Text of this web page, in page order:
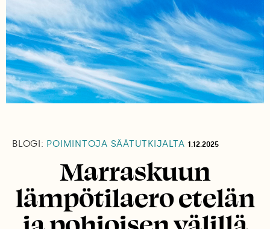
BLOGI: POIMINTOJA SÄÄTUTKIJALTA 1.12.2025
Marraskuun
lämpötilaero etelän